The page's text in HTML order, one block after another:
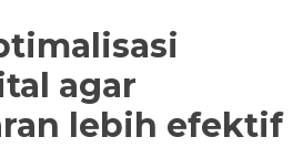
agar
lebih efektif